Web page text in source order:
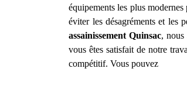
équipements les plus
éviter les désagréments et les
assainissement Quinsac, nous
vous êtes satisfait de notre
compétitif. Vous pouvez